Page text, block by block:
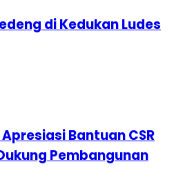
di Kedukan Ludes
Bantuan CSR
Pembangunan